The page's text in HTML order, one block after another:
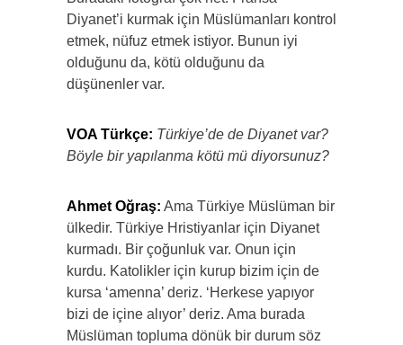
Diyanet’i kurmak için Müslümanları kontrol
etmek, nüfuz etmek istiyor. Bunun iyi
olduğunu da, kötü olduğunu da
düşünenler var.
VOA Türkçe: Türkiye’de de Diyanet var?
Böyle bir yapılanma kötü mü diyorsunuz?
Ahmet Oğraş: Ama Türkiye Müslüman bir
ülkedir. Türkiye Hristiyanlar için Diyanet
kurmadı. Bir çoğunluk var. Onun için
kurdu. Katolikler için kurup bizim için de
kursa ‘amenna’ deriz. ‘Herkese yapıyor
bizi de içine alıyor’ deriz. Ama burada
Müslüman topluma dönük bir durum söz